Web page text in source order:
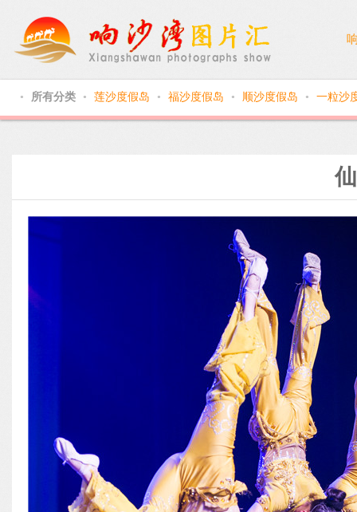
● 所有分类 ● 莲沙度假岛 ● 福沙度假岛 ● 顺沙度假岛 ● 一粒沙